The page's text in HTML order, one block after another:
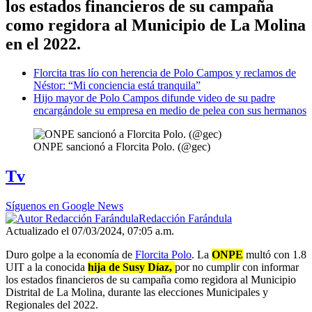
los estados financieros de su campaña
como regidora al Municipio de La Molina
en el 2022.
Florcita tras lío con herencia de Polo Campos y reclamos de
Néstor: “Mi conciencia está tranquila”
Hijo mayor de Polo Campos difunde video de su padre
encargándole su empresa en medio de pelea con sus hermanos
ONPE sancionó a Florcita Polo. (@gec)
Tv
Síguenos en Google News
Redacción Farándula
Actualizado el 07/03/2024, 07:05 a.m.
Duro golpe a la economía de Florcita Polo. La ONPE multó con 1.8
UIT a la conocida hija de Susy Díaz, por no cumplir con informar
los estados financieros de su campaña como regidora al Municipio
Distrital de La Molina, durante las elecciones Municipales y
Regionales del 2022.